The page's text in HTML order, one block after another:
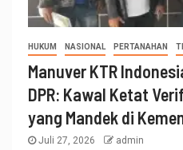
HUKUM NASIONAL PERTANAHAN
Manuver KTR
DPR: Kawal Ketat
yang Mandek di
Juli 27, 2026 admin